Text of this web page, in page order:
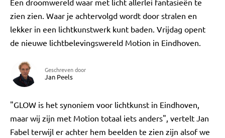
Een droomwereld waar met licht allerlei fantasieën te
zien zien. Waar je achtervolgd wordt door stralen en
lekker in een lichtkunstwerk kunt baden. Vrijdag opent
de nieuwe lichtbelevingswereld Motion in Eindhoven.
Geschreven door
Jan Peels
"GLOW is het synoniem voor lichtkunst in Eindhoven,
maar wij zijn met Motion totaal iets anders", vertelt Jan
Fabel terwijl er achter hem beelden te zien zijn alsof we